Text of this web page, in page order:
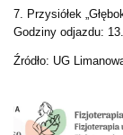
7. Przysiółek
Godziny odjazdu:
Źródło: UG